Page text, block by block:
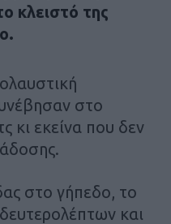
κλειστό της
στο
κι εκείνα που δεν
στο γήπεδο, το
και